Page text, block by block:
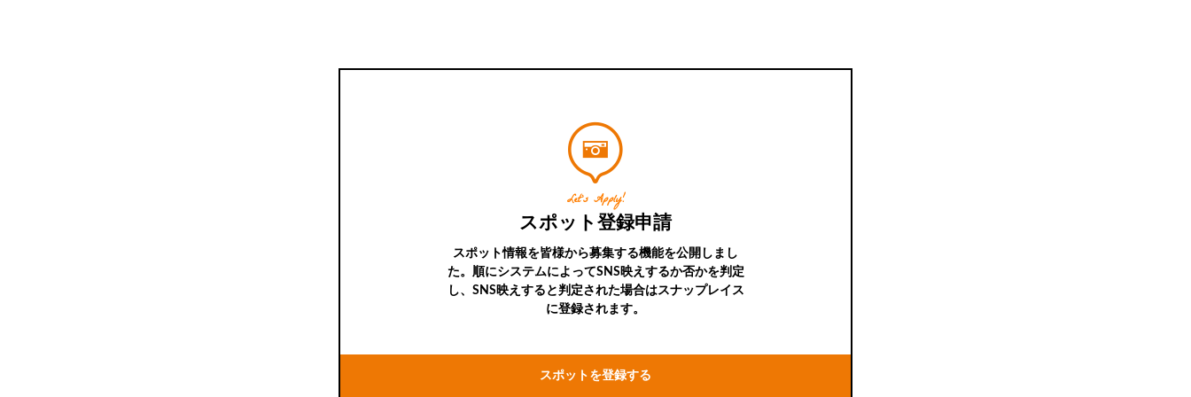
Let’s Apply!
スポット登録申請
スポット情報を皆様から募集する機能を公開しまし
た。順にシステムによってSNS映えするか否かを判定
し、SNS映えすると判定された場合はスナップレイス
に登録されます。
スポットを登録する